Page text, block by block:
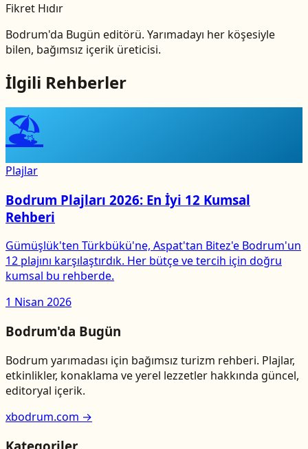
Fikret Hıdır
Bodrum'da Bugün editörü. Yarımadayı her köşesiyle
bilen, bağımsız içerik üreticisi.
İlgili Rehberler
🏖
Plajlar
Bodrum Plajları 2026: En İyi 12 Kumsal
Rehberi
Gümüşlük'ten Türkbükü'ne, Aspat'tan Bitez'e Bodrum'un
12 plajını karşılaştırdık. Her bütçe ve tercih için doğru
kumsal bu rehberde.
1 Nisan 2026
Bodrum'da Bugün
Bodrum yarımadası için bağımsız turizm rehberi. Plajlar,
etkinlikler, konaklama ve yerel lezzetler hakkında güncel,
editoryal içerik.
xbodrum.com →